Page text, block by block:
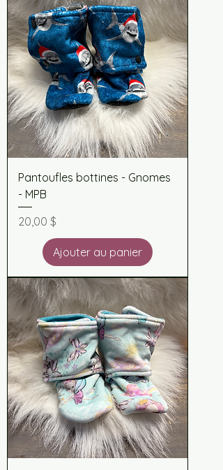
Pantoufles bottines - Gnomes
- MPB
Prix
20,00 $
Ajouter au panier